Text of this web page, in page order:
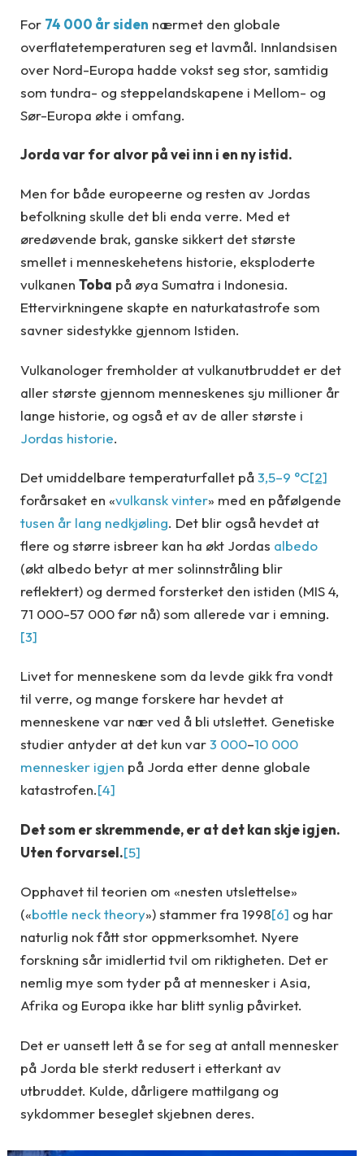
For 74 000 år siden nærmet den globale
overflatetemperaturen seg et lavmål. Innlandsisen
over Nord-Europa hadde vokst seg stor, samtidig
som tundra- og steppelandskapene i Mellom- og
Sør-Europa økte i omfang.
Jorda var for alvor på vei inn i en ny istid.
Men for både europeerne og resten av Jordas
befolkning skulle det bli enda verre. Med et
øredøvende brak, ganske sikkert det største
smellet i menneskehetens historie, eksploderte
vulkanen Toba på øya Sumatra i Indonesia.
Ettervirkningene skapte en naturkatastrofe som
savner sidestykke gjennom Istiden.
Vulkanologer fremholder at vulkanutbruddet er det
aller største gjennom menneskenes sju millioner år
lange historie, og også et av de aller største i
Jordas historie.
Det umiddelbare temperaturfallet på3,5–9 °C[2]
forårsaket en «vulkansk vinter» med en påfølgende
tusen år lang nedkjøling. Det blir også hevdet at
flere og større isbreer kan ha økt Jordas albedo
(økt albedo betyr at mer solinnstråling blir
reflektert) og dermed forsterket den istiden (MIS 4,
71 000-57 000 før nå) som allerede var i emning.
[3]
Livet for menneskene som da levde gikk fra vondt
til verre, og mange forskere har hevdet at
menneskene var nær ved å bli utslettet. Genetiske
studier antyder at det kun var3 000–10 000
mennesker igjen på Jorda etter denne globale
katastrofen.[4]
Det som er skremmende, er at det kan skje igjen.
Uten forvarsel.[5]
Opphavet til teorien om «nesten utslettelse»
(«bottle neck theory») stammer fra 1998[6] og har
naturlig nok fått stor oppmerksomhet. Nyere
forskning sår imidlertid tvil om riktigheten. Det er
nemlig mye som tyder på at mennesker i Asia,
Afrika og Europa ikke har blitt synlig påvirket.
Det er uansett lett å se for seg at antall mennesker
på Jorda ble sterkt redusert i etterkant av
utbruddet. Kulde, dårligere mattilgang og
sykdommer beseglet skjebnen deres.